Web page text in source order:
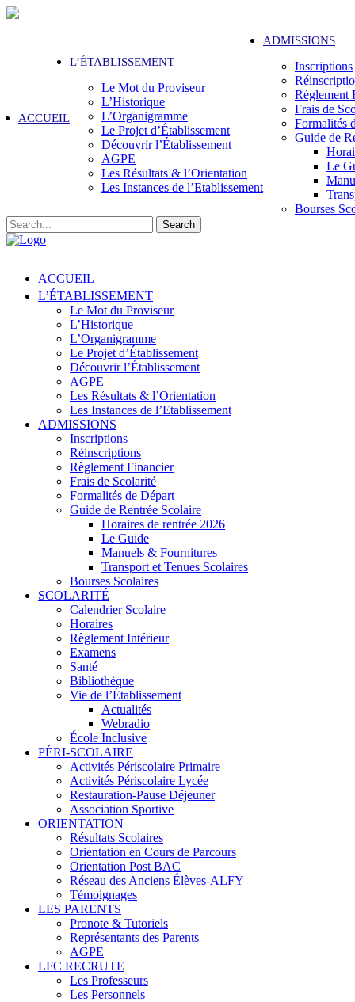
ACCUEIL
L’ÉTABLISSEMENT
Le Mot du Proviseur
L’Historique
L’Organigramme
Le Projet d’Établissement
Découvrir l’Établissement
AGPE
Les Résultats & l’Orientation
Les Instances de l’Etablissement
ADMISSIONS
Inscriptions
Règlement
Frais de
Formalités
Guide de
Le
Bourses
Search
ACCUEIL
L’ÉTABLISSEMENT
Le Mot du Proviseur
L’Historique
L’Organigramme
Le Projet d’Établissement
Découvrir l’Établissement
AGPE
Les Résultats & l’Orientation
Les Instances de l’Etablissement
ADMISSIONS
Inscriptions
Réinscriptions
Règlement Financier
Frais de Scolarité
Formalités de Départ
Guide de Rentrée Scolaire
Horaires de rentrée 2026
Le Guide
Manuels & Fournitures
Transport et Tenues Scolaires
Bourses Scolaires
SCOLARITÉ
Calendrier Scolaire
Horaires
Règlement Intérieur
Examens
Santé
Bibliothèque
Vie de l’Établissement
Actualités
Webradio
École Inclusive
PÉRI-SCOLAIRE
Activités Périscolaire Primaire
Activités Périscolaire Lycée
Restauration-Pause Déjeuner
Association Sportive
ORIENTATION
Résultats Scolaires
Orientation en Cours de Parcours
Orientation Post BAC
Réseau des Anciens Élèves-ALFY
Témoignages
LES PARENTS
Pronote & Tutoriels
Représentants des Parents
AGPE
LFC RECRUTE
Les Professeurs
Les Personnels